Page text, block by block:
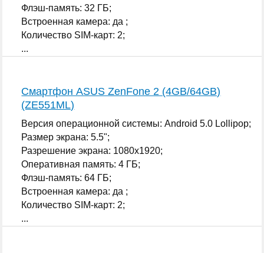
Флэш-память: 32 ГБ;
Встроенная камера: да ;
Количество SIM-карт: 2;
...
Смартфон ASUS ZenFone 2 (4GB/64GB)
(ZE551ML)
Версия операционной системы: Android 5.0 Lollipop;
Размер экрана: 5.5";
Разрешение экрана: 1080x1920;
Оперативная память: 4 ГБ;
Флэш-память: 64 ГБ;
Встроенная камера: да ;
Количество SIM-карт: 2;
...